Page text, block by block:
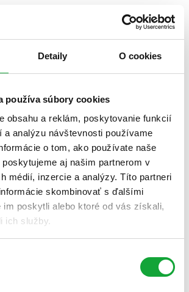
Detaily O cookies
používa súbory cookies
obsahu a reklám, poskytovanie funkcií
a analýzu návštevnosti používame
o tom, ako používate naše
aj našim partnerom v
médií, inzercie a analýzy. Títo partneri
skombinovať s ďalšími
im poskytli alebo ktoré od vás získali,
ich služby.